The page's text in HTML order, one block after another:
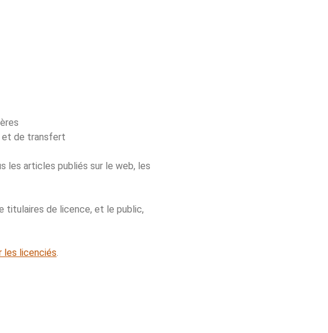
et de transfert
les articles publiés sur le web, les
titulaires de licence, et le public,
les licenciés